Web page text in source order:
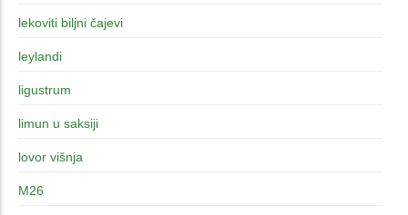
lekoviti biljni čajevi
leylandi
ligustrum
limun u saksiji
lovor višnja
M26